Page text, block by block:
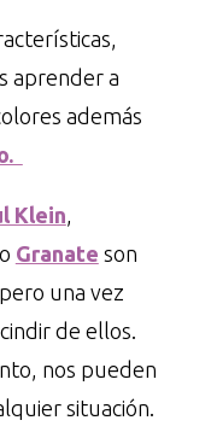
aprender a
además
Klein
o Granate son
una vez
de ellos.
nos pueden
situación.